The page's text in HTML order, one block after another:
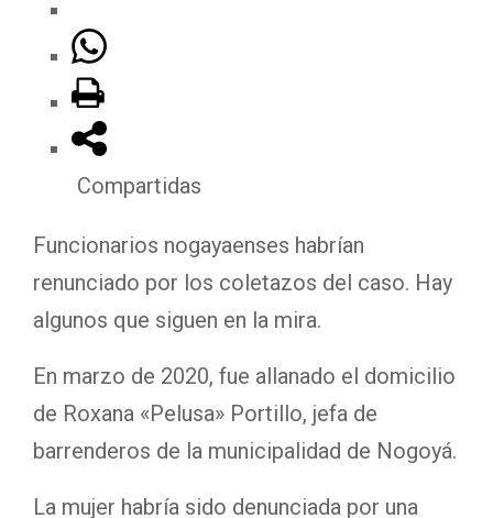
Compartidas
Funcionarios nogayaenses habrían
renunciado por los coletazos del caso. Hay
algunos que siguen en la mira.
En marzo de 2020, fue allanado el domicilio
de Roxana «Pelusa» Portillo, jefa de
barrenderos de la municipalidad de Nogoyá.
La mujer habría sido denunciada por una